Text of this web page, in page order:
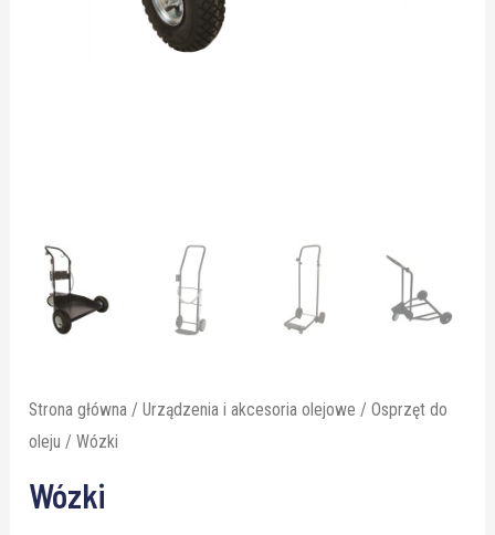
Strona główna /Urządzenia i akcesoria olejowe /Osprzęt do
oleju / Wózki
Wózki